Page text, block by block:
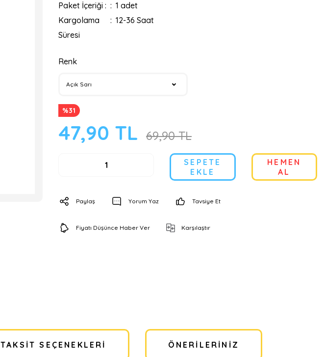
Paket İçeriği :
1 adet
Kargolama
Süresi
12-36 Saat
Renk
%31
47,90 TL 69,90 TL
SEPETE
EKLE
HEMEN
AL
Paylaş Yorum Yaz Tavsiye Et
Fiyatı Düşünce Haber Ver Karşılaştır
TAKSIT SEÇENEKLERI ÖNERILERINIZ